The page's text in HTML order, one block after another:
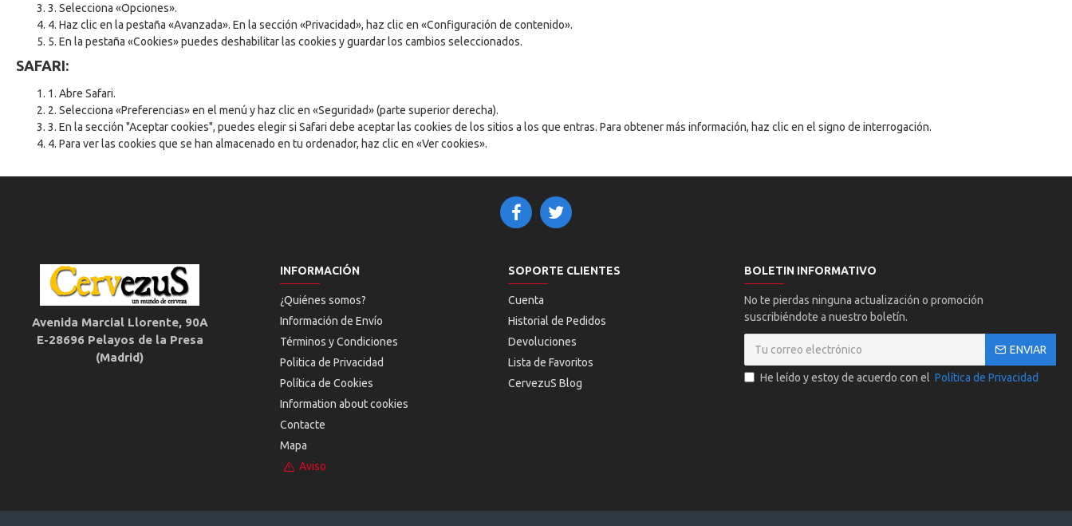
3. Selecciona «Opciones».
4. Haz clic en la pestaña «Avanzada». En la sección «Privacidad», haz clic en «Configuración de contenido».
5. En la pestaña «Cookies» puedes deshabilitar las cookies y guardar los cambios seleccionados.
SAFARI:
1. Abre Safari.
2. Selecciona «Preferencias» en el menú y haz clic en «Seguridad» (parte superior derecha).
3. En la sección "Aceptar cookies", puedes elegir si Safari debe aceptar las cookies de los sitios a los que entras. Para obtener más información, haz clic en el signo de interrogación.
4. Para ver las cookies que se han almacenado en tu ordenador, haz clic en «Ver cookies».
Avenida Marcial Llorente, 90A
E-28696 Pelayos de la Presa
(Madrid)
INFORMACIÓN
¿Quiénes somos?
Información de Envío
Términos y Condiciones
Politica de Privacidad
Política de Cookies
Information about cookies
Contacte
Mapa
Aviso
SOPORTE CLIENTES
Cuenta
Historial de Pedidos
Devoluciones
Lista de Favoritos
CervezuS Blog
BOLETIN INFORMATIVO
No te pierdas ninguna actualización o promoción
suscribiéndote a nuestro boletín.
ENVIAR
He leído y estoy de acuerdo con el Política de Privacidad